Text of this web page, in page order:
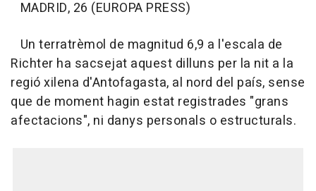
MADRID, 26 (EUROPA PRESS)
Un terratrèmol de magnitud 6,9 a l'escala de
Richter ha sacsejat aquest dilluns per la nit a la
regió xilena d'Antofagasta, al nord del país, sense
que de moment hagin estat registrades "grans
afectacions", ni danys personals o estructurals.